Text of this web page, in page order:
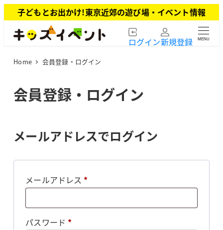
イ
子どもとお出かけ!東京近郊の遊び場・イベント情報
ログイン新規登録 MENU
Home 会員登録・ログイン
会員登録・ログイン
メールアドレスでログイン
メールアドレス *必
パスワード *必